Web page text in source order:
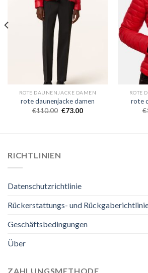
ROTE DAUNENJACKE DAMEN
rote daunenjacke damen
€110.00 €73.00
ROTE
rote
€
RICHTLINIEN
Datenschutzrichtlinie
Rückerstattungs- und
Geschäftsbedingungen
Über
ZAHLUNGSMETHODE